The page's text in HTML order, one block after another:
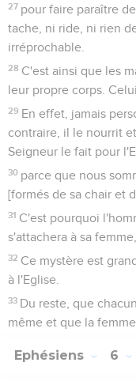
27 pour faire paraître
tache, ni ride, ni rien
irréprochable.
28 C'est ainsi que les
leur propre corps.
29 En effet, jamais
contraire, il le nourrit
Seigneur le fait pour
30 parce que nous
[formés de sa chair et
31 C'est pourquoi
s'attachera à sa
32 Ce mystère est
à l'Eglise.
33 Du reste, que
même et que la
Ephésiens 6